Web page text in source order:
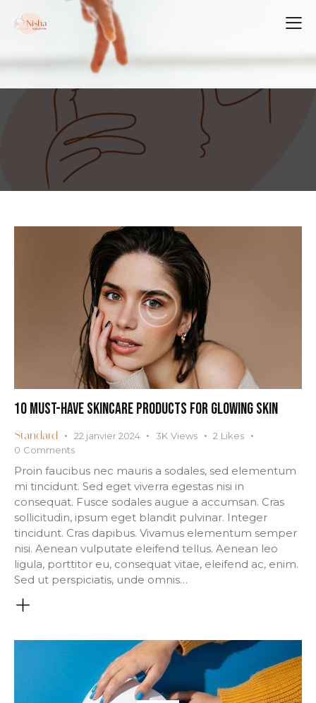
10 MUST-HAVE SKINCARE PRODUCTS FOR GLOWING SKIN
Standard 22 janvier 2024 3K Views 2 Likes
0 Comments
Proin faucibus nec mauris a sodales, sed elementum
mi tincidunt. Sed eget viverra egestas nisi in
consequat. Fusce sodales augue a accumsan. Cras
sollicitudin, ipsum eget blandit pulvinar. Integer
tincidunt. Cras dapibus. Vivamus elementum semper
nisi. Aenean vulputate eleifend tellus. Aenean leo
ligula, porttitor eu, consequat vitae, eleifend ac, enim.
Sed ut perspiciatis, unde omnis…